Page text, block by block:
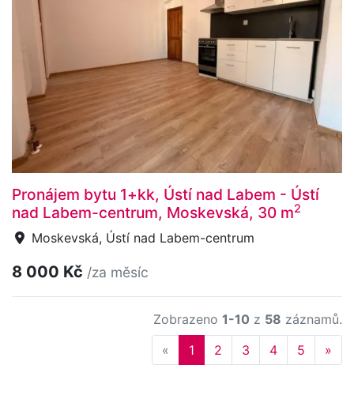
Pronájem bytu 1+kk, Ústí nad Labem - Ústí
nad Labem-centrum, Moskevská, 30 m2
Moskevská, Ústí nad Labem-centrum
8 000 Kč /za měsíc
Zobrazeno 1-10 z 58 záznamů.
« Previous
1 2 3 4 5 »